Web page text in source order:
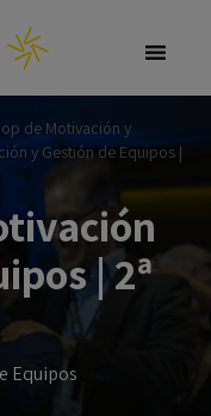
de Motivación y
y Gestión de Equipos |
| 2ª
Equipos